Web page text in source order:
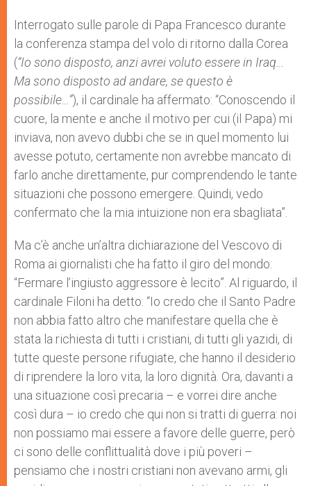
Interrogato sulle parole di Papa Francesco durante
la conferenza stampa del volo di ritorno dalla Corea
(“Io sono disposto, anzi avrei voluto essere in Iraq…
Ma sono disposto ad andare, se questo è
possibile…”), il cardinale ha affermato: “Conoscendo il
cuore, la mente e anche il motivo per cui (il Papa) mi
inviava, non avevo dubbi che se in quel momento lui
avesse potuto, certamente non avrebbe mancato di
farlo anche direttamente, pur comprendendo le tante
situazioni che possono emergere. Quindi, vedo
confermato che la mia intuizione non era sbagliata”.
Ma c’è anche un’altra dichiarazione del Vescovo di
Roma ai giornalisti che ha fatto il giro del mondo:
“Fermare l’ingiusto aggressore è lecito”. Al riguardo, il
cardinale Filoni ha detto: “Io credo che il Santo Padre
non abbia fatto altro che manifestare quella che è
stata la richiesta di tutti i cristiani, di tutti gli yazidi, di
tutte queste persone rifugiate, che hanno il desiderio
di riprendere la loro vita, la loro dignità. Ora, davanti a
una situazione così precaria – e vorrei dire anche
così dura – io credo che qui non si tratti di guerra: noi
non possiamo mai essere a favore delle guerre, però
ci sono delle conflittualità dove i più poveri –
pensiamo che i nostri cristiani non avevano armi, gli